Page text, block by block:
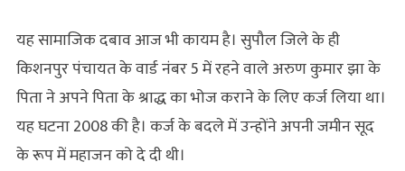
यह सामाजिक दबाव आज भी कायम है। सुपौल जिले के ही
किशनपुर पंचायत के वार्ड नंबर 5 में रहने वाले अरुण कुमार झा के
पिता ने अपने पिता के श्राद्ध का भोज कराने के लिए कर्ज लिया था।
यह घटना 2008 की है। कर्ज के बदले में उन्होंने अपनी जमीन सूद
के रूप में महाजन को दे दी थी।